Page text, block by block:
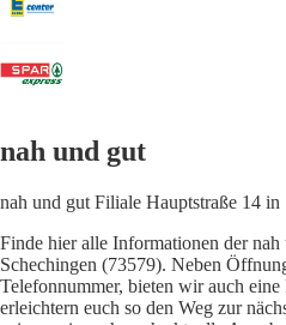
nah und gut
nah und gut Filiale Hauptstraße 14 in
Finde hier alle Informationen der
Schechingen (73579). Neben
Telefonnummer, bieten wir auch
erleichtern euch so den Weg zur